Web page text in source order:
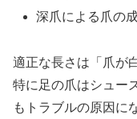
深爪による爪の
適正な長さは「爪が
特に足の爪はシュー
もトラブルの原因に